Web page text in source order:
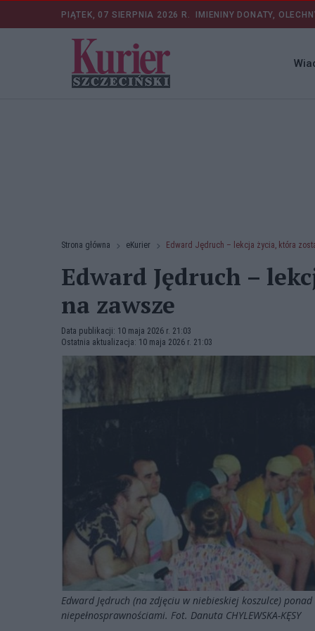
PIĄTEK, 07 SIERPNIA 2026 R. IMIENINY DONATY,
Strona główna eKurier Edward Jędruch – lekcja życia, która
Edward Jędruch –
na zawsze
Data publikacji: 10 maja 2026 r. 21:03
Ostatnia aktualizacja: 10 maja 2026 r. 21:03
Edward Jędruch (na zdjęciu w niebieskiej koszulce)
niepełnosprawnościami. Fot. Danuta CHYLEWSKA-KĘSY